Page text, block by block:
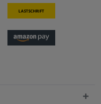
Lastschrift